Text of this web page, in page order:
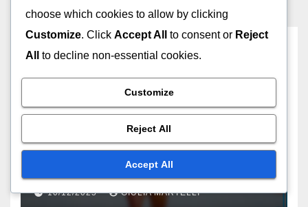
You missed
MOTIVI PER SCEGLIERE MOBILI DA GIARDINO
Mobili Da Giardino Vintage:
Fascino retrò, Materiali di
qualità, Unicità
10/12/2025 GIULIA MARTELLI
choose which cookies to allow by clicking
Customize. Click Accept All to consent or Reject
All
to decline non-essential cookies.
Customize
Reject All
Accept All